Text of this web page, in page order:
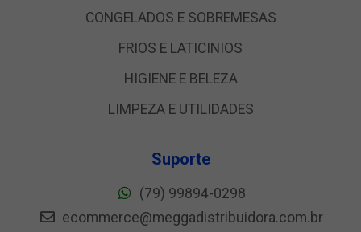
CONGELADOS E SOBREMESAS
FRIOS E LATICINIOS
HIGIENE E BELEZA
LIMPEZA E UTILIDADES
Suporte
(79) 99894-0298
ecommerce@meggadistribuidora.com.br